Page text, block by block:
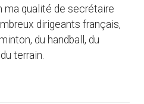
ma qualité de secrétaire
dirigeants français,
du handball, du
terrain.